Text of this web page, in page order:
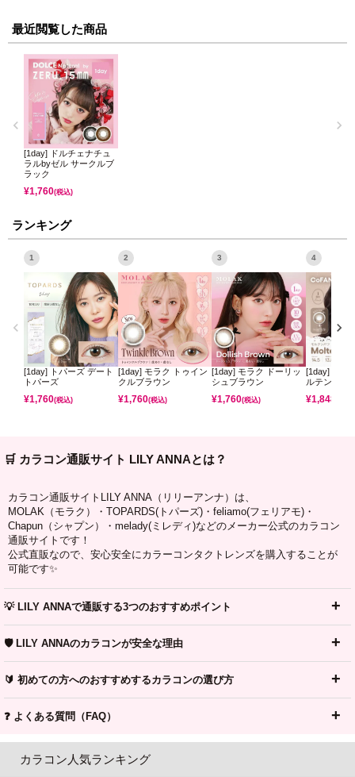
最近閲覧した商品
[1day] ドルチェナチュ
ラルbyゼル サークルブ
ラック
¥1,760(税込)
ランキング
1
[1day] トパーズ デート
トパーズ
¥1,760(税込)
2
[1day] モラク トゥイン
クルブラウン
¥1,760(税込)
3
[1day] モラク ドーリッ
シュブラウン
¥1,760(税込)
4
[1day] コフ
ルテンパフ
¥1,848
🛒 カラコン通販サイト LILY ANNAとは？
カラコン通販サイトLILY ANNA（リリーアンナ）は、
MOLAK（モラク）・TOPARDS(トパーズ)・feliamo(フェリアモ)・
Chapun（シャプン）・melady(ミレディ)などのメーカー公式のカラコン
通販サイトです！
公式直販なので、安心安全にカラーコンタクトレンズを購入することが
可能です✨
💡 LILY ANNAで通販する3つのおすすめポイント
🛡️ LILY ANNAのカラコンが安全な理由
🔰 初めての方へのおすすめするカラコンの選び方
❓ よくある質問（FAQ）
カラコン人気ランキング